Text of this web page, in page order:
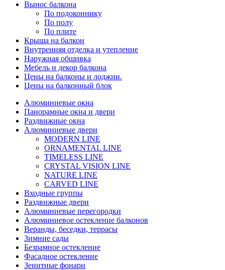
Вынос балкона
По подоконнику
По полу
По плите
Крыша на балкон
Внутренняя отделка и утепление
Наружная обшивка
Мебель и декор балкона
Цены на балконы и лоджии.
Цены на балконный блок
Алюминиевые окна
Панорамные окна и двери
Раздвижные окна
Алюминиевые двери
MODERN LINE
ORNAMENTAL LINE
TIMELESS LINE
CRYSTAL VISION LINE
NATURE LINE
CARVED LINE
Входные группы
Раздвижные двери
Алюминиевые перегородки
Алюминиевое остекление балконов
Веранды, беседки, террасы
Зимние сады
Безрамное остекление
Фасадное остекление
Зенитные фонари